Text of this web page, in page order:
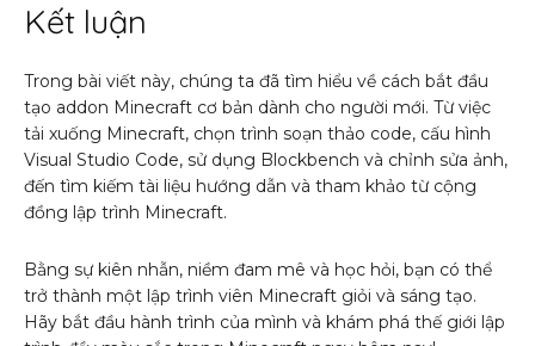
Kết luận
Trong bài viết này, chúng ta đã tìm hiểu về cách bắt đầu
tạo addon Minecraft cơ bản dành cho người mới. Từ việc
tải xuống Minecraft, chọn trình soạn thảo code, cấu hình
Visual Studio Code, sử dụng Blockbench và chỉnh sửa ảnh,
đến tìm kiếm tài liệu hướng dẫn và tham khảo từ cộng
đồng lập trình Minecraft.
Bằng sự kiên nhẫn, niềm đam mê và học hỏi, bạn có thể
trở thành một lập trình viên Minecraft giỏi và sáng tạo.
Hãy bắt đầu hành trình của mình và khám phá thế giới lập